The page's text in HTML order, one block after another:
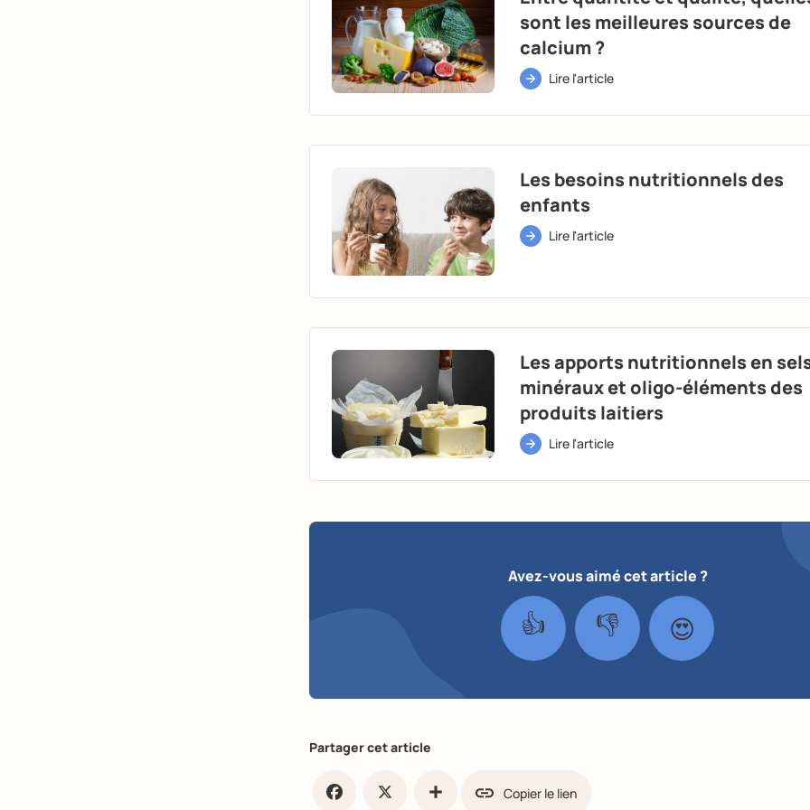
sont les meilleures sources de
calcium ?
Lire l'article
Les besoins nutritionnels des
enfants
Lire l'article
Les apports nutritionnels en
minéraux et oligo-éléments des
produits laitiers
Lire l'article
Avez-vous aimé cet article ?
👍 👎 😍
Partager cet article
Copier le lien